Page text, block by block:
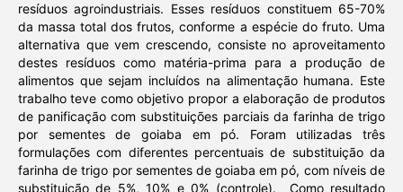
resíduos agroindustriais. Esses resíduos constituem 65-70%
da massa total dos frutos, conforme a espécie do fruto. Uma
alternativa que vem crescendo, consiste no aproveitamento
destes resíduos como matéria-prima para a produção de
alimentos que sejam incluídos na alimentação humana. Este
trabalho teve como objetivo propor a elaboração de produtos
de panificação com substituições parciais da farinha de trigo
por sementes de goiaba em pó. Foram utilizadas três
formulações com diferentes percentuais de substituição da
farinha de trigo por sementes de goiaba em pó, com níveis de
substituição de 5%, 10% e 0% (controle). Como resultado